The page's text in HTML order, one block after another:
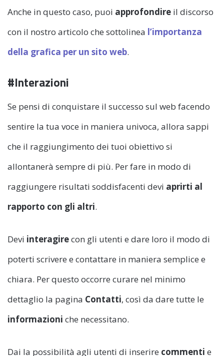
Anche in questo caso, puoi approfondire il discorso
con il nostro articolo che sottolinea l’importanza
della grafica per un sito web.
#Interazioni
Se pensi di conquistare il successo sul web facendo
sentire la tua voce in maniera univoca, allora sappi
che il raggiungimento dei tuoi obiettivo si
allontanerà sempre di più. Per fare in modo di
raggiungere risultati soddisfacenti devi aprirti al
rapporto con gli altri.
Devi interagirecon gli utenti e dare loro il modo di
poterti scrivere e contattare in maniera semplice e
chiara. Per questo occorre curare nel minimo
dettaglio la pagina Contatti, così da dare tutte le
informazioni che necessitano.
Dai la possibilità agli utenti di inserire commenti e